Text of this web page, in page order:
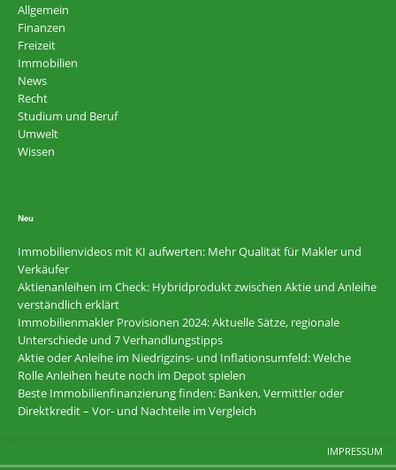
Allgemein
Finanzen
Freizeit
Immobilien
News
Recht
Studium und Beruf
Umwelt
Wissen
Neu
Immobilienvideos mit KI aufwerten: Mehr Qualität für Makler und
Verkäufer
Aktienanleihen im Check: Hybridprodukt zwischen Aktie und Anleihe
verständlich erklärt
Immobilienmakler Provisionen 2024: Aktuelle Sätze, regionale
Unterschiede und 7 Verhandlungstipps
Aktie oder Anleihe im Niedrigzins- und Inflationsumfeld: Welche
Rolle Anleihen heute noch im Depot spielen
Beste Immobilienfinanzierung finden: Banken, Vermittler oder
Direktkredit – Vor- und Nachteile im Vergleich
IMPRESSUM